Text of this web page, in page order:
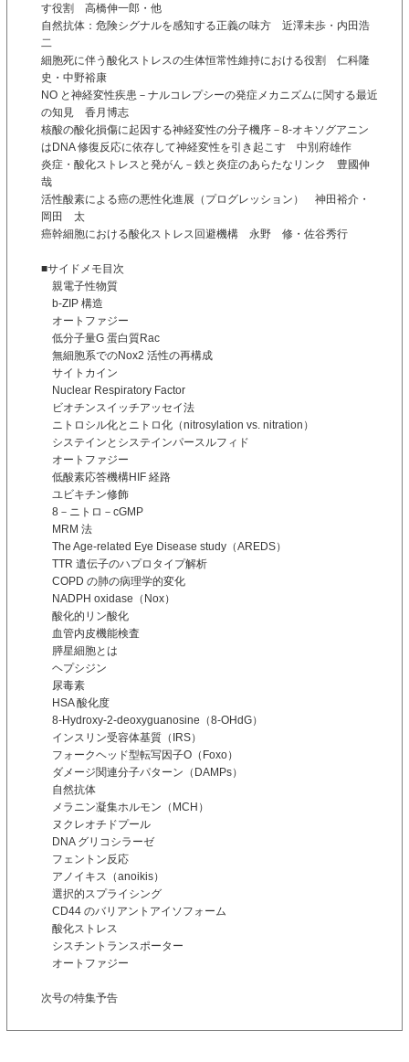
す役割 高橋伸一郎・他
自然抗体：危険シグナルを感知する正義の味方 近澤未歩・内田浩
二
細胞死に伴う酸化ストレスの生体恒常性維持における役割 仁科隆
史・中野裕康
NO と神経変性疾患－ナルコレプシーの発症メカニズムに関する最近
の知見 香月博志
核酸の酸化損傷に起因する神経変性の分子機序－8-オキソグアニン
はDNA 修復反応に依存して神経変性を引き起こす 中別府雄作
炎症・酸化ストレスと発がん－鉄と炎症のあらたなリンク 豊國伸
哉
活性酸素による癌の悪性化進展（プログレッション） 神田裕介・
岡田 太
癌幹細胞における酸化ストレス回避機構 永野 修・佐谷秀行
■サイドメモ目次
親電子性物質
b-ZIP 構造
オートファジー
低分子量G 蛋白質Rac
無細胞系でのNox2 活性の再構成
サイトカイン
Nuclear Respiratory Factor
ビオチンスイッチアッセイ法
ニトロシル化とニトロ化（nitrosylation vs. nitration）
システインとシステインパースルフィド
オートファジー
低酸素応答機構HIF 経路
ユビキチン修飾
8－ニトロ－cGMP
MRM 法
The Age-related Eye Disease study（AREDS）
TTR 遺伝子のハプロタイプ解析
COPD の肺の病理学的変化
NADPH oxidase（Nox）
酸化的リン酸化
血管内皮機能検査
膵星細胞とは
ヘプシジン
尿毒素
HSA 酸化度
8-Hydroxy-2-deoxyguanosine（8-OHdG）
インスリン受容体基質（IRS）
フォークヘッド型転写因子O（Foxo）
ダメージ関連分子パターン（DAMPs）
自然抗体
メラニン凝集ホルモン（MCH）
ヌクレオチドプール
DNA グリコシラーゼ
フェントン反応
アノイキス（anoikis）
選択的スプライシング
CD44 のバリアントアイソフォーム
酸化ストレス
シスチントランスポーター
オートファジー
次号の特集予告